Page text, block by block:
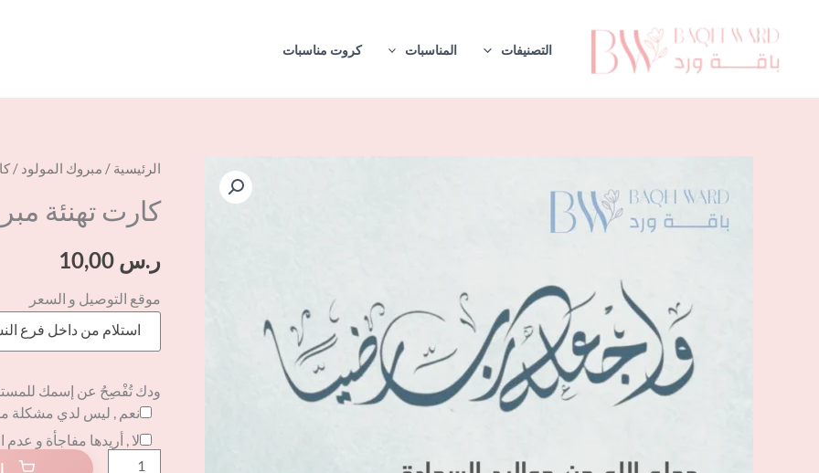
المحتوى
التصنيفات المناسبات كروت مناسبات
الرئيسية / مبروك المولود /
كارت تهنئة
ر.س
موقع التوصيل و السعر
استلام من داخل فرع
ودك تُفْصِحُ عن إسمك
نعم , ليس لدي مشكلة
لا , أريدها مفاجأة و عدم
كمية
تهنئة
المولود
5